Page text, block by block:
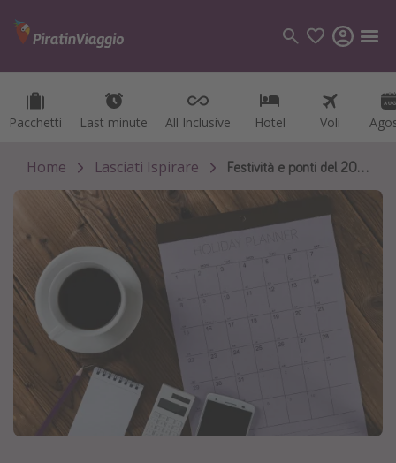
Pacchetti Last minute All Inclusive Hotel Voli
Pacchetti Last minute All Inclusive Hotel Voli
Categorie
Voli
Hotel
Crociere
Destinazioni
Tutte le destinazioni
Albania
Grecia
Home Lasciati Ispirare Festività e ponti del 2025